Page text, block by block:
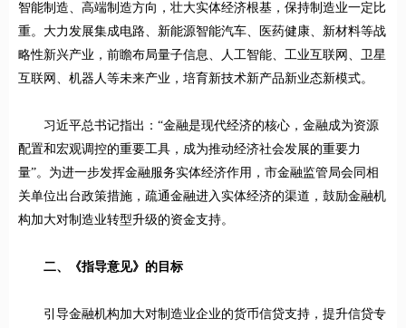
智能制造、高端制造方向，壮大实体经济根基，保持制造业一定比
重。大力发展集成电路、新能源智能汽车、医药健康、新材料等战
略性新兴产业，前瞻布局量子信息、人工智能、工业互联网、卫星
互联网、机器人等未来产业，培育新技术新产品新业态新模式。
习近平总书记指出：“金融是现代经济的核心，金融成为资源
配置和宏观调控的重要工具，成为推动经济社会发展的重要力
量”。为进一步发挥金融服务实体经济作用，市金融监管局会同相
关单位出台政策措施，疏通金融进入实体经济的渠道，鼓励金融机
构加大对制造业转型升级的资金支持。
二、《指导意见》的目标
引导金融机构加大对制造业企业的货币信贷支持，提升信贷专